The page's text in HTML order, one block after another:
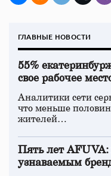
ГЛАВНЫЕ НОВОСТИ
55%
свое рабочее
Аналитики сети
что меньше
жителей…
Пять лет AFUVA:
узнаваемым